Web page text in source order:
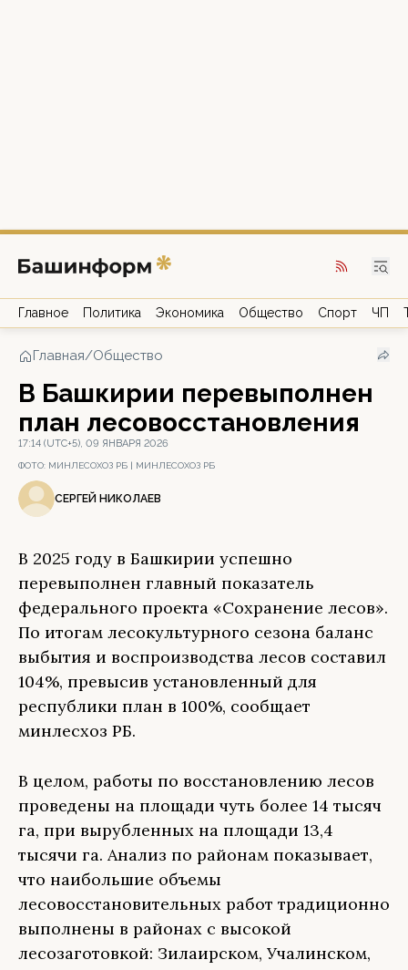
Главное Политика Экономика Общество Спорт ЧП
Главная/Общество
В Башкирии перевыполнен
план лесовосстановления
17:14 (UTC+5), 09 ЯНВАРЯ 2026
ФОТО: МИНЛЕСОХОЗ РБ | МИНЛЕСОХОЗ РБ
СЕРГЕЙ НИКОЛАЕВ
В 2025 году в Башкирии успешно
перевыполнен главный показатель
федерального проекта «Сохранение лесов».
По итогам лесокультурного сезона баланс
выбытия и воспроизводства лесов составил
104%, превысив установленный для
республики план в 100%, сообщает
минлесхоз РБ.
В целом, работы по восстановлению лесов
проведены на площади чуть более 14 тысяч
га, при вырубленных на площади 13,4
тысячи га. Анализ по районам показывает,
что наибольшие объемы
лесовосстановительных работ традиционно
выполнены в районах с высокой
лесозаготовкой: Зилаирском, Учалинском,